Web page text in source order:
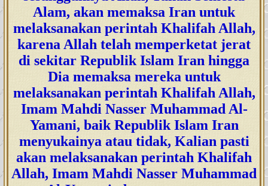
Alam, akan memaksa Iran untuk
melaksanakan perintah Khalifah Allah,
karena Allah telah memperketat jerat
di sekitar Republik Islam Iran hingga
Dia memaksa mereka untuk
melaksanakan perintah Khalifah Allah,
Imam Mahdi Nasser Muhammad Al-
Yamani, baik Republik Islam Iran
menyukainya atau tidak, Kalian pasti
akan melaksanakan perintah Khalifah
Allah, Imam Mahdi Nasser Muhammad